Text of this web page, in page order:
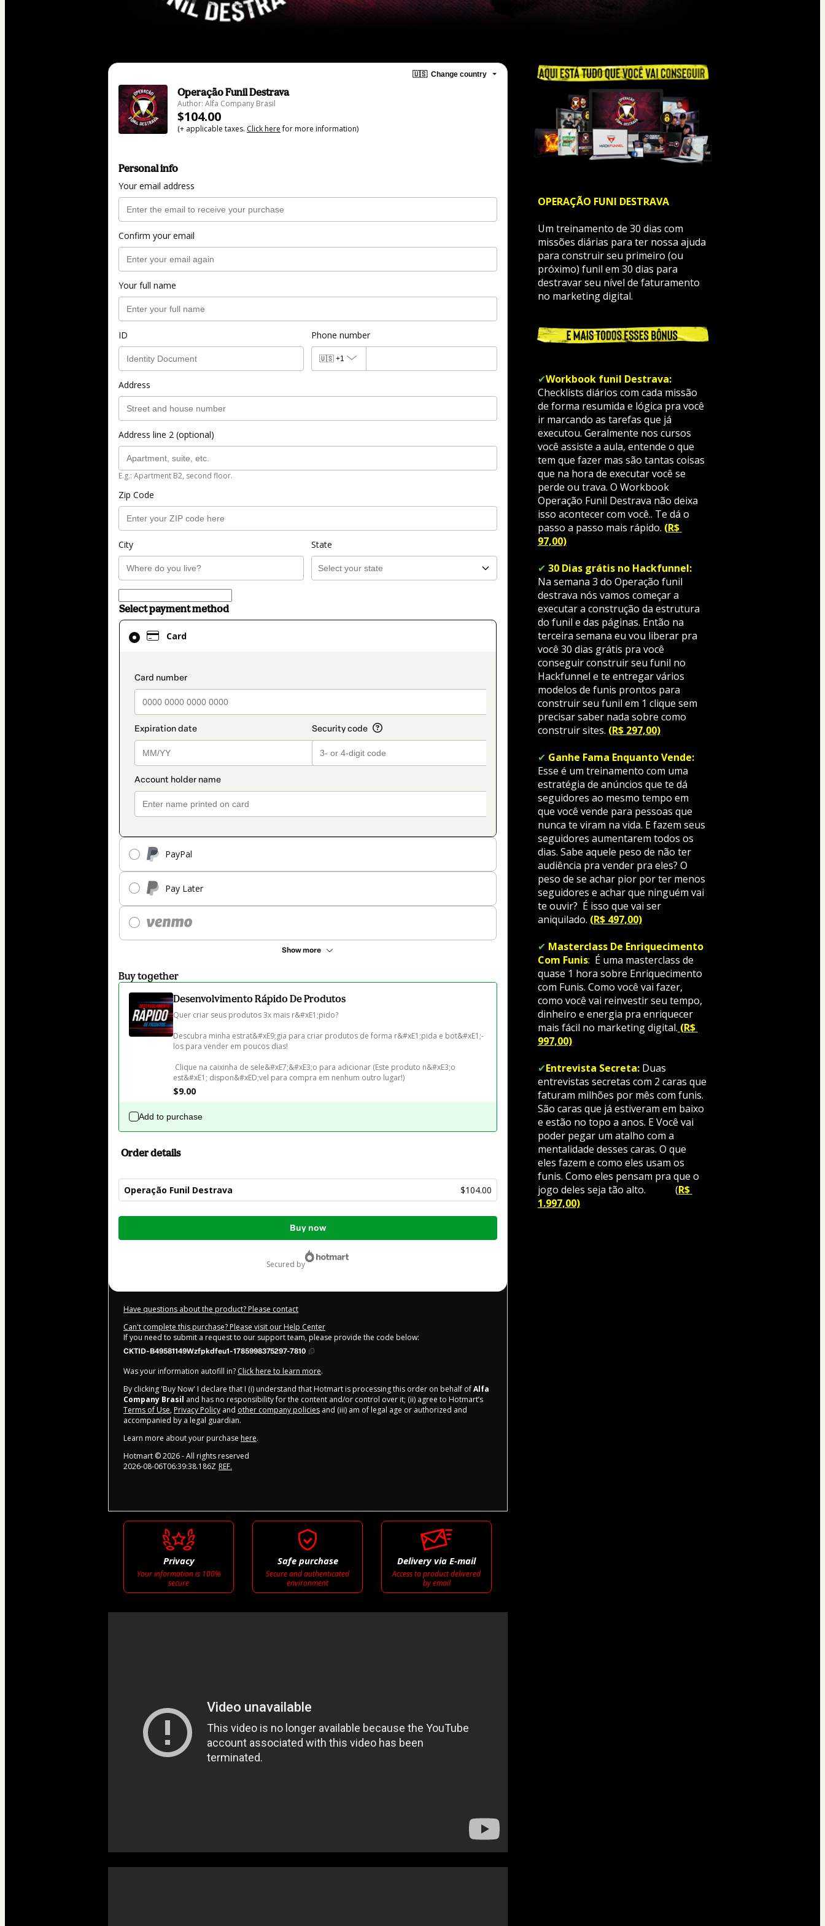
🇺🇸 Change country
Operação Funil Destrava
Author: Alfa Company Brasil
$104.00
(+ applicable taxes. Click herefor more information)
Personal info
Your email address
Confirm your email
Your full name
ID Phone number
🇺🇸 +1
Address
Address line 2 (optional)
E.g.: Apartment B2, second floor.
Zip Code
City State
Select payment method
Card
payment_data.section_title_v2
PayPal
Pay Later
Show more
Card
selected
method
Buy together
Desenvolvimento Rápido De Produtos
Quer criar seus produtos 3x mais r&#xE1;pido?
Descubra minha estrat&#xE9;gia para criar produtos de forma r&#xE1;pida e bot&#xE1;-
los para vender em poucos dias!
est&#xE1; dispon&#xED;vel para compra em nenhum outro lugar!)
$9.00
Add to purchase
Order details
Operação Funil Destrava $104.00
Total
$104.00
Buy now
secured by
Have questions about the product? Please contact
Can't complete this purchase? Please visit our Help Center
If you need to submit a request to our support team, please provide the code below:
CKTID-B49581149Wzfpkdfeu1-1785998375297-7810
Was your information autofill in? Click here to learn more.
By clicking 'Buy Now' I declare that I (i) understand that Hotmart is processing this order on behalf ofAlfa
Company Brasil and has no responsibility for the content and/or control over it; (ii) agree to Hotmart’s
Terms of Use, Privacy Policy and other company policies and (iii) am of legal age or authorized and
accompanied by a legal guardian.
Learn more about your purchase here.
Hotmart ©2026- All rights reserved
2026-08-06T06:39:38.186Z REF.
Privacy
Your information is 100%
secure
Safe purchase
Secure and authenticated
environment
Delivery via E-mail
Access to product delivered
by email
OPERAÇÃO FUNI DESTRAVA
Um treinamento de 30 dias com
missões diárias para ter nossa ajuda
para construir seu primeiro (ou
próximo) funil em 30 dias para
destravar seu nível de faturamento
no marketing digital.
✔Workbook funil Destrava:
Checklists diários com cada missão
de forma resumida e lógica pra você
ir marcando as tarefas que já
executou. Geralmente nos cursos
você assiste a aula, entende o que
tem que fazer mas são tantas coisas
que na hora de executar você se
perde ou trava. O Workbook
Operação Funil Destrava não deixa
isso acontecer com você.. Te dá o
passo a passo mais rápido. (R$
97,00)
✔ 30 Dias grátis no Hackfunnel:
Na semana 3 do Operação funil
destrava nós vamos começar a
executar a construção da estrutura
do funil e das páginas. Então na
terceira semana eu vou liberar pra
você 30 dias grátis pra você
conseguir construir seu funil no
Hackfunnel e te entregar vários
modelos de funis prontos para
construir seu funil em 1 clique sem
precisar saber nada sobre como
construir sites. (R$ 297,00)
✔
Ganhe Fama Enquanto Vende:
Esse é um treinamento com uma
estratégia de anúncios que te dá
seguidores ao mesmo tempo em
que você vende para pessoas que
nunca te viram na vida. E fazem seus
seguidores aumentarem todos os
dias. Sabe aquele peso de não ter
audiência pra vender pra eles? O
peso de se achar pior por ter menos
seguidores e achar que ninguém vai
te ouvir?  É isso que vai ser
aniquilado. (R$ 497,00)
✔ Masterclass De Enriquecimento
Com Funis: É uma masterclass de
quase 1 hora sobre Enriquecimento
com Funis. Como você vai fazer,
como você vai reinvestir seu tempo,
dinheiro e energia pra enriquecer
mais fácil no marketing digital. (R$
997,00)
✔Entrevista Secreta: Duas
entrevistas secretas com 2 caras que
faturam milhões por mês com funis.
São caras que já estiveram em baixo
e estão no topo a anos. E Você vai
poder pegar um atalho com a
mentalidade desses caras. O que
eles fazem e como eles usam os
funis. Como eles pensam pra que o
jogo deles seja tão alto.            (R$
1.997,00)